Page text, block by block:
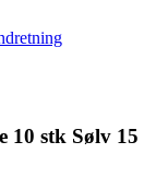
10 stk Sølv 15